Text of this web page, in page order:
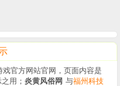
戏官方网站官网，页面内容是
用； 炎黄风俗网 与福州科技